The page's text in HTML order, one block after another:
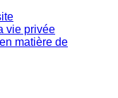
vie privée
matière de